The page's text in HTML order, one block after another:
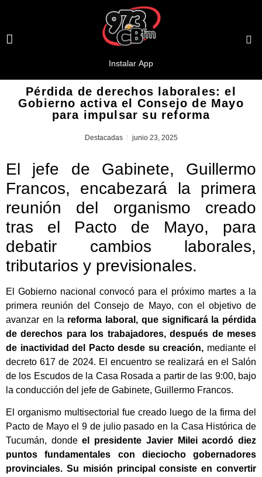
Pérdida de derechos laborales: el
Gobierno activa el Consejo de Mayo
para impulsar su reforma
Destacadas junio 23, 2025
El jefe de Gabinete, Guillermo
Francos, encabezará la primera
reunión del organismo creado
tras el Pacto de Mayo, para
debatir cambios laborales,
tributarios y previsionales.
El Gobierno nacional convocó para el próximo martes a la
primera reunión del Consejo de Mayo, con el objetivo de
avanzar en la reforma laboral, que significará la pérdida
de derechos para los trabajadores, después de meses
de inactividad del Pacto desde su creación, mediante el
decreto 617 de 2024. El encuentro se realizará en el Salón
de los Escudos de la Casa Rosada a partir de las 9:00, bajo
la conducción del jefe de Gabinete, Guillermo Francos.
El organismo multisectorial fue creado luego de la firma del
Pacto de Mayo el 9 de julio pasado en la Casa Histórica de
Tucumán, dondeel presidente Javier Milei acordó diez
puntos fundamentales con dieciocho gobernadores
provinciales. Su misión principal consiste en convertir